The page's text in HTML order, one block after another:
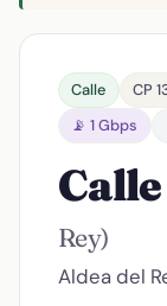
Calle CP
📡 1 Gbps
Rey)
Aldea del